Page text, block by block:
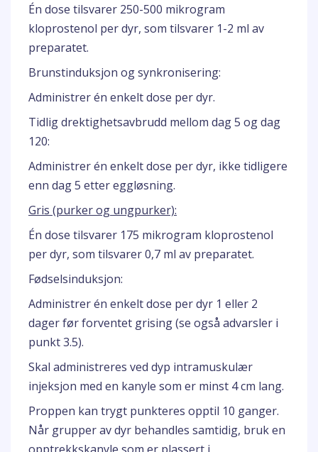
Én dose tilsvarer 250-500 mikrogram
kloprostenol per dyr, som tilsvarer 1-2 ml av
preparatet.
Brunstinduksjon og synkronisering:
Administrer én enkelt dose per dyr.
Tidlig drektighetsavbrudd mellom dag 5 og dag
120:
Administrer én enkelt dose per dyr, ikke tidligere
enn dag 5 etter eggløsning.
Gris (purker og ungpurker):
Én dose tilsvarer 175 mikrogram kloprostenol
per dyr, som tilsvarer 0,7 ml av preparatet.
Fødselsinduksjon:
Administrer én enkelt dose per dyr 1 eller 2
dager før forventet grising (se også advarsler i
punkt 3.5).
Skal administreres ved dyp intramuskulær
injeksjon med en kanyle som er minst 4 cm lang.
Proppen kan trygt punkteres opptil 10 ganger.
Når grupper av dyr behandles samtidig, bruk en